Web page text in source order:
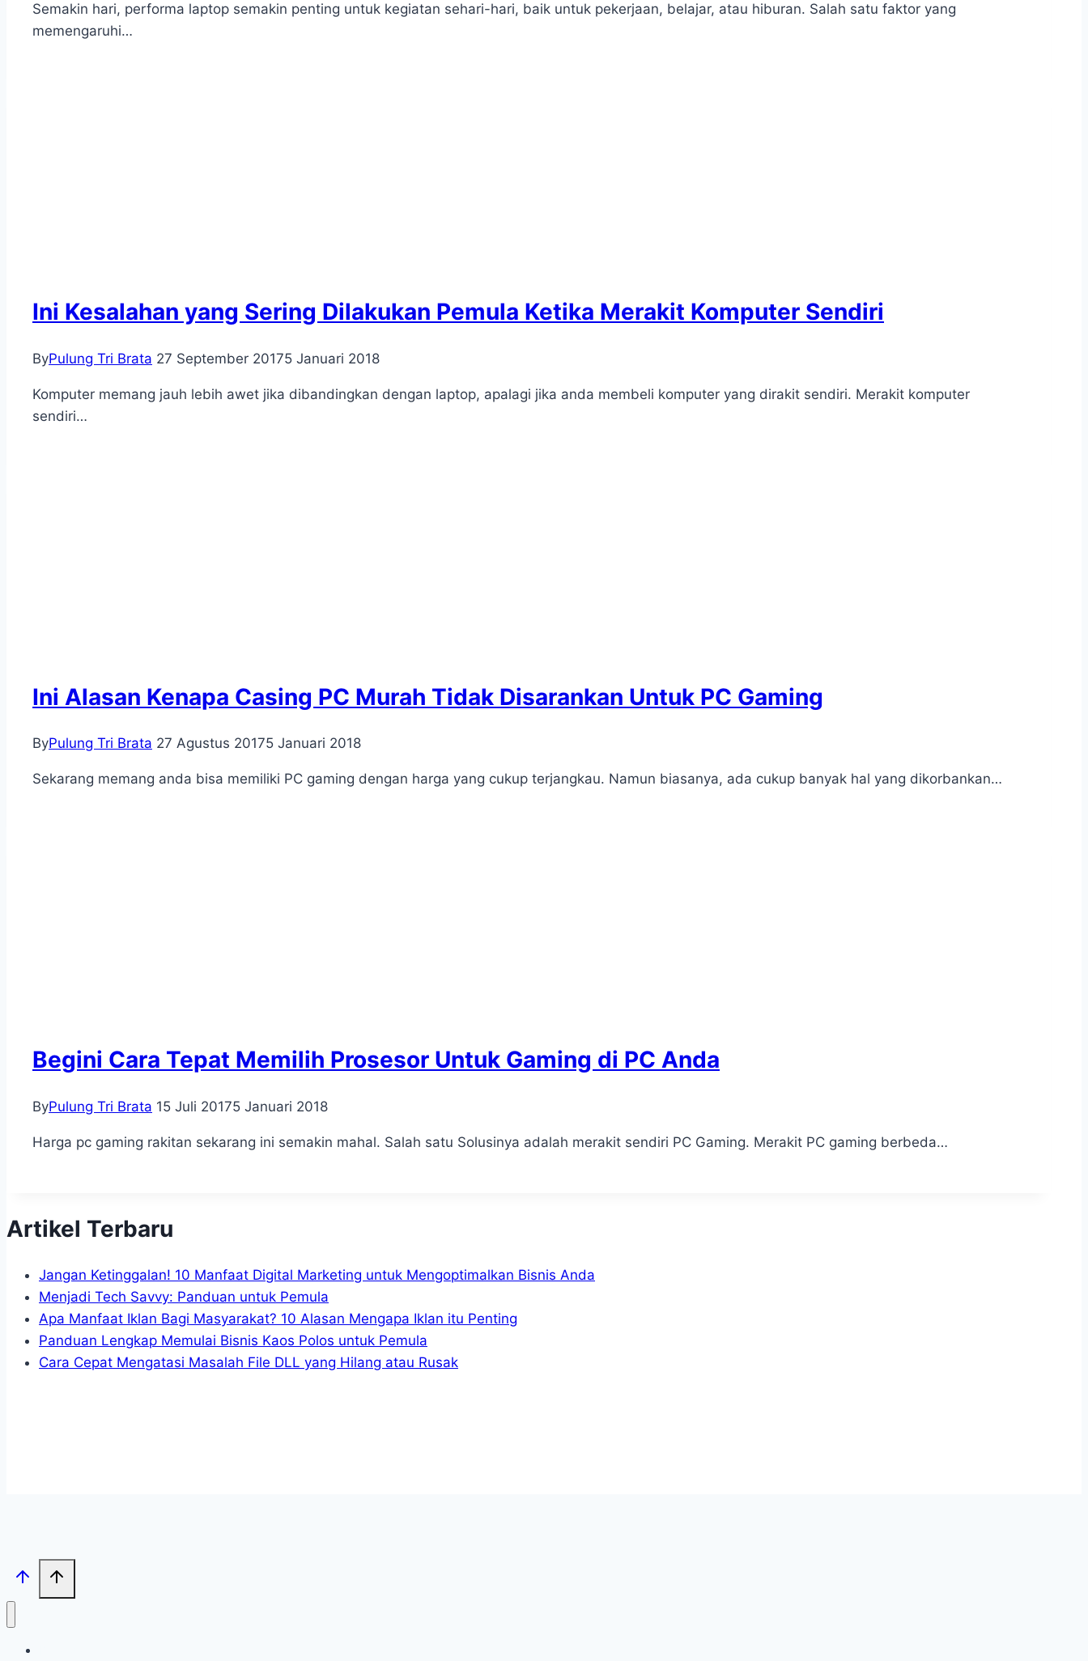
Semakin hari, performa laptop semakin penting untuk kegiatan sehari-hari, baik untuk pekerjaan, belajar, atau hiburan. Salah satu faktor yang
memengaruhi…
Ini Kesalahan yang Sering Dilakukan Pemula Ketika Merakit Komputer Sendiri
ByPulung Tri Brata 27 September 20175 Januari 2018
Komputer memang jauh lebih awet jika dibandingkan dengan laptop, apalagi jika anda membeli komputer yang dirakit sendiri. Merakit komputer
sendiri…
Ini Alasan Kenapa Casing PC Murah Tidak Disarankan Untuk PC Gaming
ByPulung Tri Brata 27 Agustus 20175 Januari 2018
Sekarang memang anda bisa memiliki PC gaming dengan harga yang cukup terjangkau. Namun biasanya, ada cukup banyak hal yang dikorbankan…
Begini Cara Tepat Memilih Prosesor Untuk Gaming di PC Anda
ByPulung Tri Brata 15 Juli 20175 Januari 2018
Harga pc gaming rakitan sekarang ini semakin mahal. Salah satu Solusinya adalah merakit sendiri PC Gaming. Merakit PC gaming berbeda…
Artikel Terbaru
Jangan Ketinggalan! 10 Manfaat Digital Marketing untuk Mengoptimalkan Bisnis Anda
Menjadi Tech Savvy: Panduan untuk Pemula
Apa Manfaat Iklan Bagi Masyarakat? 10 Alasan Mengapa Iklan itu Penting
Panduan Lengkap Memulai Bisnis Kaos Polos untuk Pemula
Cara Cepat Mengatasi Masalah File DLL yang Hilang atau Rusak